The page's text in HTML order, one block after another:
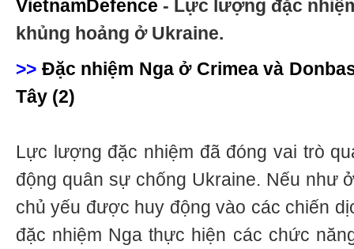
VietnamDefence - Lực lượng đặc
khủng hoảng ở Ukraine.
>> Đặc nhiệm Nga ở Crimea và
Tây (2)
Lực lượng đặc nhiệm đã đóng vai trò
động quân sự chống Ukraine. Nếu như
chủ yếu được huy động vào các chiến
đặc nhiệm Nga thực hiện các chức